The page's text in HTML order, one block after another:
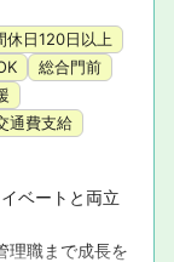
休日120日以上
総合門前
通費支給
ベートと両立
理職まで成長を